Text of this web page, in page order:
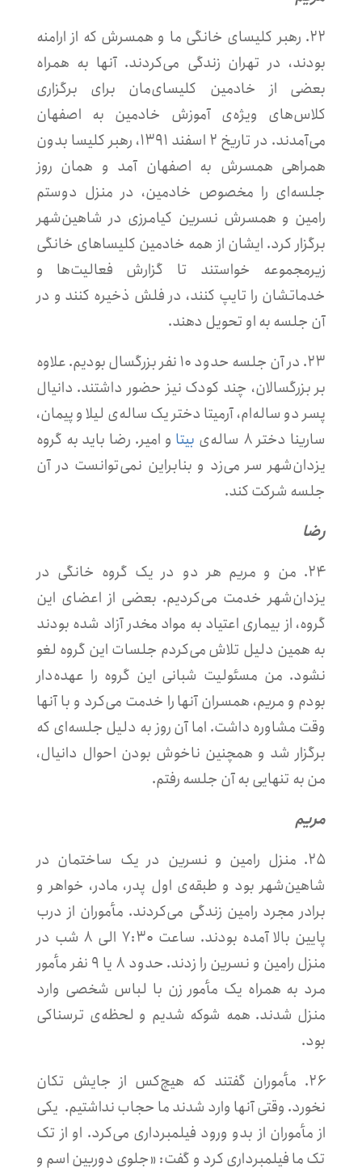
۲۲. رهبر کلیسای خانگی ما و همسرش که از ارامنه
بودند، در تهران زندگی می‌کردند. آنها به همراه
بعضی از خادمین کلیسای‌مان برای برگزاری
کلاس‌های ویژه‌ی آموزش خادمین به اصفهان
می‌آمدند. در تاریخ ۲ اسفند ۱۳۹۱، رهبر کلیسا بدون
همراهی همسرش به اصفهان آمد و همان روز
جلسه‌ای را مخصوص خادمین، در منزل دوستم
رامین و همسرش نسرین کیامرزی در شاهین‌شهر
برگزار کرد. ایشان از همه خادمین کلیساهای خانگی
زیرمجموعه خواستند تا گزارش‌ فعالیت‌ها و
خدماتشان را تایپ کنند، در فلش ذخیره کنند و در
آن جلسه به او تحویل دهند.
۲۳. در آن جلسه حدود ۱۰ نفر بزرگسال بودیم. علاوه
بر بزرگسالان، چند کودک نیز حضور داشتند. دانیال
پسر دو ساله‌ام، آرمیتا دختر یک ساله‌ی لیلا و پیمان،
سارینا دختر ۸ ساله‌ی
بیتا و امیر. رضا باید به گروه
یزدان‌شهر سر می‌زد و بنابراین نمی‌توانست در آن
جلسه شرکت کند.
رضا
۲۴. من و مریم هر دو در یک گروه خانگی در
یزدان‌شهر خدمت می‌کردیم. بعضی از اعضای این
گروه، از بیماری اعتیاد به مواد مخدر آزاد شده بودند
به همین دلیل تلاش می‌کردم جلسات این گروه لغو
نشود. من مسئولیت شبانی این گروه را عهده‌دار
بودم و مریم، همسران آنها را خدمت می‌کرد و با آنها
وقت مشاوره داشت. اما آن روز به دلیل جلسه‌ای که
برگزار شد و همچنین ناخوش بودن احوال دانیال،
من به تنهایی به آن جلسه رفتم.
مریم
۲۵. منزل رامین و نسرین در یک ساختمان در
شاهین‌شهر بود و طبقه‌ی اول پدر، مادر، خواهر و
برادر مجرد رامین زندگی می‌کردند. مأموران از درب
پایین بالا آمده بودند. ساعت ۷:۳۰ الی ۸ شب در
منزل رامین و نسرین را زدند. حدود ۸ یا ۹ نفر مأمور
مرد به همراه یک مأمور زن با لباس شخصی وارد
منزل شدند. همه شوکه شدیم و لحظه‌ی ترسناکی
بود.
۲۶. مأموران گفتند که هیچ‌کس از جایش تکان
نخورد. وقتی آنها وارد شدند ما حجاب نداشتیم. یکی
از مأموران از بدو ورود فیلمبرداری می‌کرد. او از تک
تک ما فیلمبرداری کرد و گفت: «جلوی دوربین اسم و